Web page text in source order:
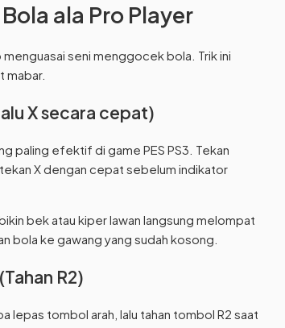
ala Pro Player
menguasai seni menggocek bola. Trik ini
mabar.
X secara cepat)
paling efektif di game PES PS3. Tekan
X dengan cepat sebelum indikator
bek atau kiper lawan langsung melompat
bola ke gawang yang sudah kosong.
R2)
lepas tombol arah, lalu tahan tombol R2 saat